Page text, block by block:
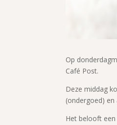
Op
Café Post.
Deze middag
(ondergoed)
Het belooft